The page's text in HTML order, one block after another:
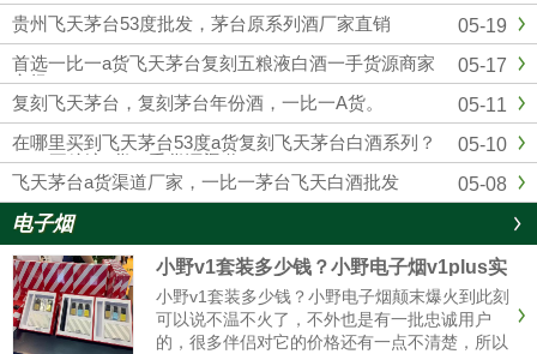
货的老板合作，找白酒批发渠道，一定要选择靠
谱的厂 家，选择我们贵州酱香酒业，绝对可靠。
05-19
贵州飞天茅台53度批发，茅台原系列酒厂家直销
05-17
首选一比一a货飞天茅台复刻五粮液白酒一手货源商家
市场
05-11
复刻飞天茅台，复刻茅台年份酒，一比一A货。
05-10
在哪里买到飞天茅台53度a货复刻飞天茅台白酒系列？
1：1五粮液a货一手货源渠道
05-08
飞天茅台a货渠道厂家，一比一茅台飞天白酒批发
电子烟
小野v1套装多少钱？小野电子烟v1plus实
体店售价
小野v1套装多少钱？小野电子烟颠末爆火到此刻
可以说不温不火了，不外也是有一批忠诚用户
的，很多伴侣对它的价格还有一点不清楚，所以